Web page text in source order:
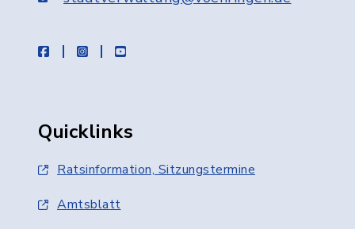
facebookinstagramyoutube
Quicklinks
Ratsinformation, Sitzungstermine
Amtsblatt